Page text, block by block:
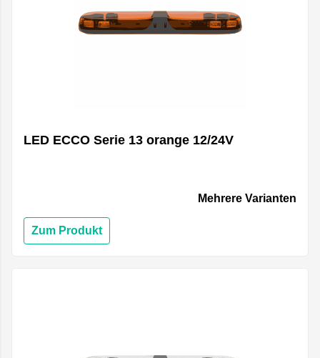
LED ECCO Serie 13 orange 12/24V
Mehrere Varianten
Zum Produkt